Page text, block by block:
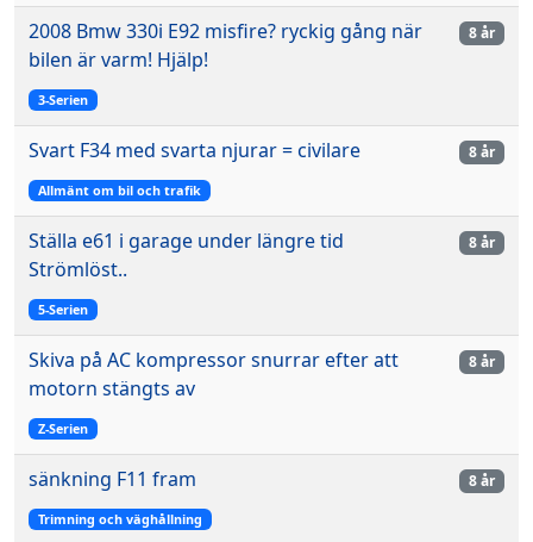
2008 Bmw 330i E92 misfire? ryckig gång när
bilen är varm! Hjälp!
3-Serien
8 år
Svart F34 med svarta njurar = civilare
Allmänt om bil och trafik
8 år
Ställa e61 i garage under längre tid
Strömlöst..
5-Serien
8 år
Skiva på AC kompressor snurrar efter att
motorn stängts av
Z-Serien
8 år
sänkning F11 fram
Trimning och väghållning
8 år